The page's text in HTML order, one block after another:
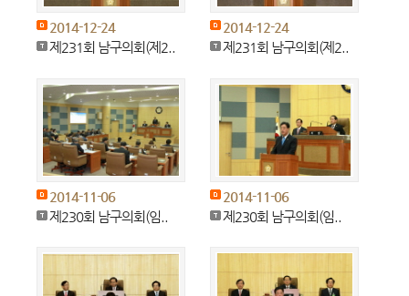
2014-12-24
제231회 남구의회(제2..
2014-12-24
제231회 남구의회(제2..
2014-11-06
제230회 남구의회(임..
2014-11-06
제230회 남구의회(임..